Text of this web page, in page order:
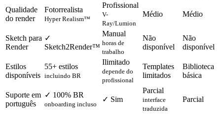
Qualidade
do render
Fotorrealista
Hyper Realism™
Profissional
V-
Ray/Lumion
Médio Médio
Sketch para
Render
✓
Sketch2Render™
Manual
horas de
trabalho
Não
disponível
Não
disponível
Estilos
disponíveis
55+ estilos
incluindo BR
Ilimitado
depende do
profissional
Templates
limitados
Biblioteca
básica
Suporte em
português
✓ 100% BR
onboarding incluso
✓ Sim
Parcial
interface
traduzida
Parcial